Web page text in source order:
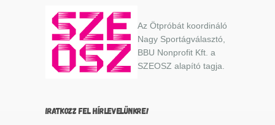
Az Ötpróbát koordináló
Nagy Sportágválasztó,
BBU Nonprofit Kft. a
SZEOSZ alapító tagja.
IRATKOZZ FEL HÍRLEVELÜNKRE!